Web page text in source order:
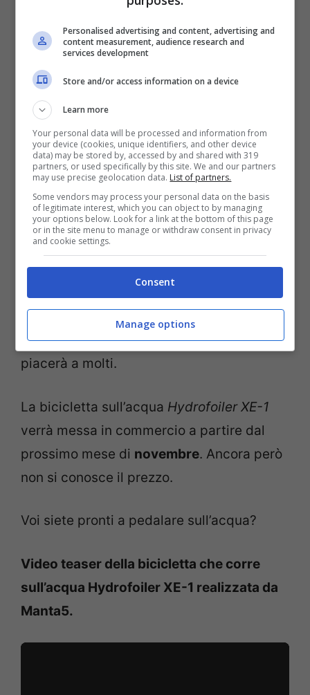
imparare a tenerla in equilibrio sulla
superficie dell’acqua, ma, assicurano
dall’azienda, si impara facilmente. Sarà un
po’ come tornare bambini, quando
imparammo ad andare in bici, al massimo
si finisce in acqua. In caso di caduta, per
tornare a galla basta aiutarsi con
l’acceleratore, e qui viene in aiuto il motore
elettrico (come mostrato nel video qui
sotto).
Già esistevano le hydro bike, ma finora
andavano solo sott’acqua. Questa invece è
una novità eccezionale, che siamo sicuri
piacerà a molti.
La bicicletta sull’acqua Hydrofoiler XE-1
verrà messa in commercio a partire dal
prossimo mese di novembre. Ancora però
non si conosce il prezzo.
Voi siete pronti a pedalare sull’acqua?
Video teaser della bicicletta che corre
sull’acqua Hydrofoiler XE-1 realizzata da
Manta5.
Personalised advertising and content, advertising and
content measurement, audience research and
services development
Store and/or access information on a device
Learn more
Your personal data will be processed and information from
your device (cookies, unique identifiers, and other device
data) may be stored by, accessed by and shared with 319
partners, or used specifically by this site. We and our partners
may use precise geolocation data. List of partners.
Some vendors may process your personal data on the basis
of legitimate interest, which you can object to by managing
your options below. Look for a link at the bottom of this page
or in the site menu to manage or withdraw consent in privacy
and cookie settings.
Consent
Manage options